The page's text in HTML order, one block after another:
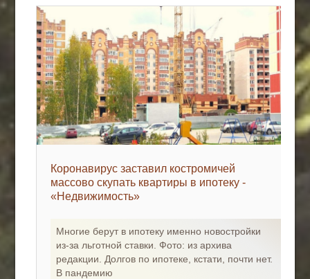
Коронавирус заставил костромичей
массово скупать квартиры в ипотеку -
«Недвижимость»
Многие берут в ипотеку именно новостройки
из-за льготной ставки. Фото: из архива
редакции. Долгов по ипотеке, кстати, почти нет.
В пандемию